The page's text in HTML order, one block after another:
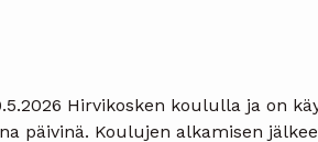
Hirvikosken koululla ja on
päivinä. Koulujen alkamisen